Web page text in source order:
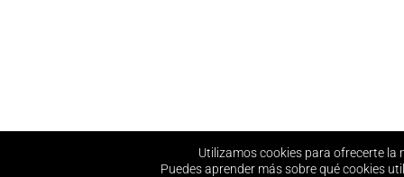
Utilizamos cookies para ofrecerte la
Puedes aprender más sobre qué cookies